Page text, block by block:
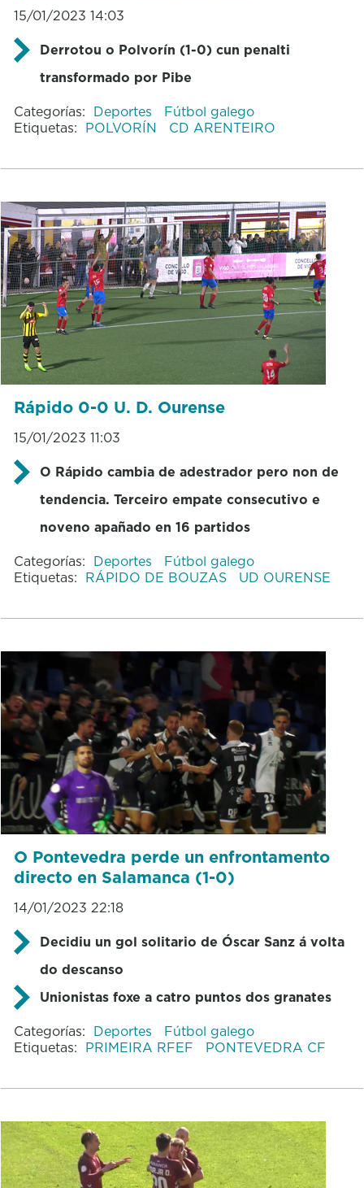
15/01/2023 14:03
Derrotou o Polvorín (1-0) cun penalti
transformado por Pibe
Categorías: Deportes
Fútbol galego
Etiquetas: POLVORÍN CD ARENTEIRO
Rápido 0-0 U. D. Ourense
15/01/2023 11:03
O Rápido cambia de adestrador pero non de
tendencia. Terceiro empate consecutivo e
noveno apañado en 16 partidos
Categorías: Deportes
Fútbol galego
Etiquetas: RÁPIDO DE BOUZAS UD OURENSE
O Pontevedra perde un enfrontamento
directo en Salamanca (1-0)
14/01/2023 22:18
Decidiu un gol solitario de Óscar Sanz á volta
do descanso
Unionistas foxe a catro puntos dos granates
Categorías: Deportes
Fútbol galego
Etiquetas: PRIMEIRA RFEF PONTEVEDRA CF